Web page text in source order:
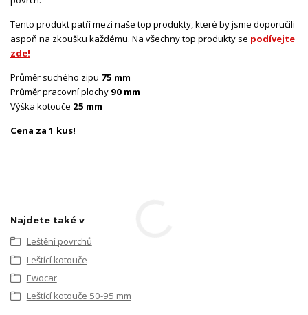
Tento produkt patří mezi naše top produkty, které by jsme doporučili
aspoň na zkoušku každému. Na všechny top produkty se podívejte
zde!
Průměr suchého zipu 75 mm
Průměr pracovní plochy 90 mm
Výška kotouče 25 mm
Cena za 1 kus!
Najdete také v
Leštění povrchů
Leštící kotouče
Ewocar
Leštící kotouče 50-95 mm